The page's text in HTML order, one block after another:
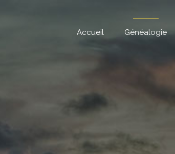
Accueil Généalogie